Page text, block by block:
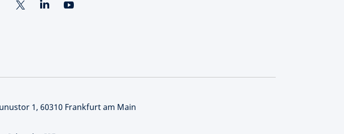
1, 60310 Frankfurt am Main